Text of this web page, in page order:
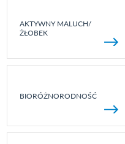
AKTYWNY MALUCH/
ŻŁOBEK
BIORÓŻNORODNOŚĆ